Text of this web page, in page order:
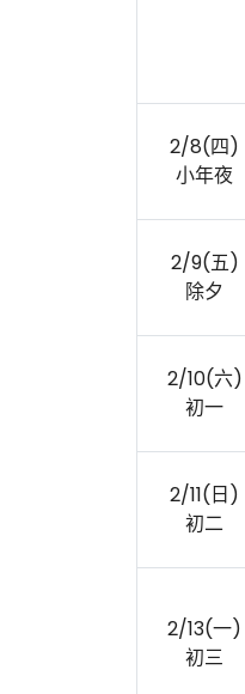
2/8(四)
小年夜
2/9(五)
除夕
2/10(六)
初一
2/11(日)
初二
2/13(一)
初三